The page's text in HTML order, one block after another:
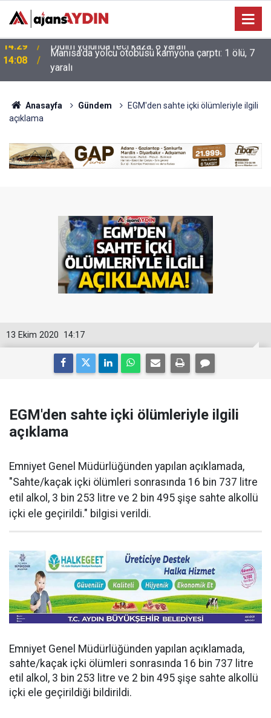
14:08
Manisa'da yolcu otobüsü kamyona çarptı: 1 ölü, 7
yaralı
Anasayfa Gündem
EGM'den sahte içki ölümleriyle ilgili
açıklama
14:17
13 Ekim 2020
EGM'den sahte içki ölümleriyle ilgili
açıklama
Emniyet Genel Müdürlüğünden yapılan açıklamada,
"Sahte/kaçak içki ölümleri sonrasında 16 bin 737 litre
etil alkol, 3 bin 253 litre ve 2 bin 495 şişe sahte alkollü
içki ele geçirildi." bilgisi verildi.
Emniyet Genel Müdürlüğünden yapılan açıklamada,
sahte/kaçak içki ölümleri sonrasında 16 bin 737 litre
etil alkol, 3 bin 253 litre ve 2 bin 495 şişe sahte alkollü
içki ele geçirildiği bildirildi.